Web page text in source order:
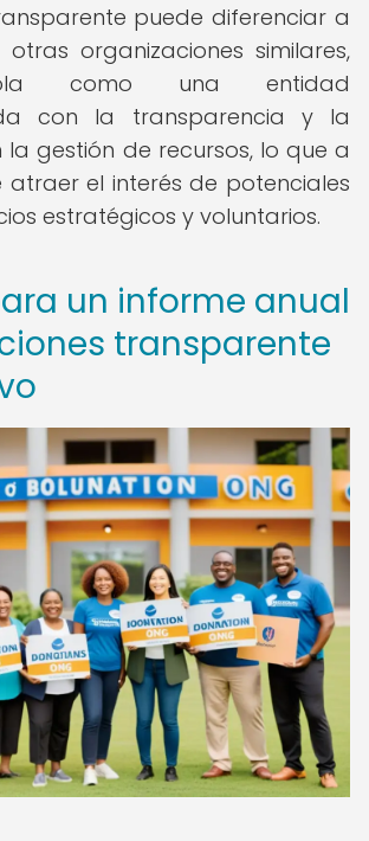
puede diferenciar a
organizaciones similares,
como una entidad
con la transparencia y la
la gestión de recursos, lo que a
atraer el interés de potenciales
estratégicos y voluntarios.
un informe anual
transparente